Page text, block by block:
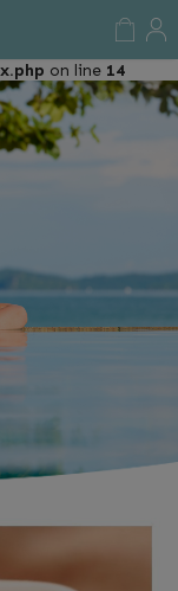
'FILE' (this
on line 14